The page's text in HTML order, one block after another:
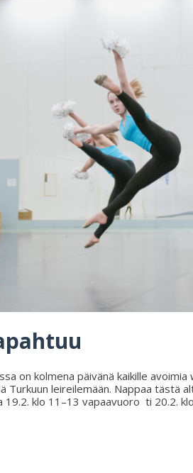
on kolmena päivänä kaikille
leireilemään. Nappaa tästä
klo 11–13 vapaavuoro ti 20.2.